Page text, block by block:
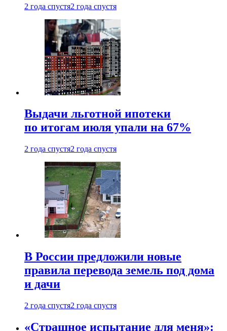
2 года спустя2 года спустя
Выдачи льготной ипотеки
по итогам июля упали на 67%
2 года спустя2 года спустя
В России предложили новые
правила перевода земель под дома
и дачи
2 года спустя2 года спустя
«Страшное испытание для меня»: